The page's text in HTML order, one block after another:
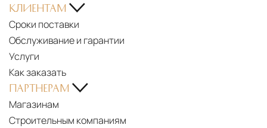
КЛИЕНТАМ
Сроки поставки
Обслуживание и гарантии
Услуги
Как заказать
ПАРТНЕРАМ
Магазинам
Строительным компаниям